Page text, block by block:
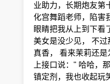
业助力，长期炮友第
化宫舞蹈老师，陷害
眼睛把我从上到下看
美女是没少见， 不
真香， 看来茉莉还
上接口说：" 哈哈，
镇定剂，我也收起玩